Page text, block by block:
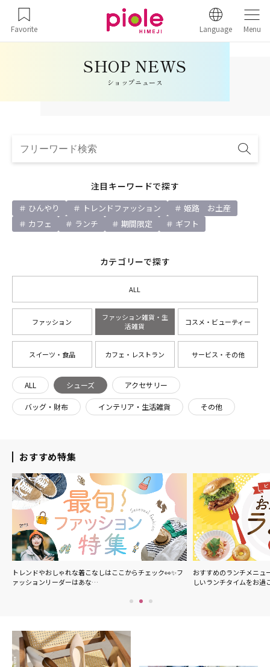
Favorite Language Menu
ショップニュース
注目キーワードで探す
ひんやり トレンドファッション
姫路 お土産
カフェ
ランチ 期間限定 ギフト
カテゴリーで探す
ALL
ファッション
ファッション雑貨・生
活雑貨
コスメ・ビューティー
スイーツ・食品 カフェ・レストラン サービス・その他
ALL シューズ アクセサリー
バッグ・財布 インテリア・生活雑貨 その他
おすすめ特集
トレンドやおしゃれな着こなしはここからチェック👀✨フ
ァッションリーダーはあな…
おすすめのランチメニュ
しいランチタイムをお